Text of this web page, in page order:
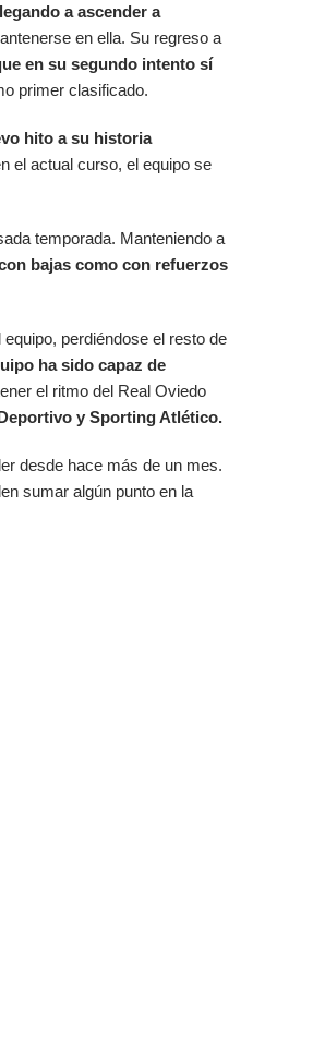
a ascender a
en ella. Su regreso a
en su segundo intento sí
primer clasificado.
hito a su historia
el actual curso, el equipo se
temporada. Manteniendo a
bajas como con refuerzos
perdiéndose el resto de
ha sido capaz de
el ritmo del Real Oviedo
y Sporting Atlético.
desde hace más de un mes.
sumar algún punto en la